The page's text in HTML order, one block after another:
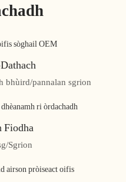
bhùird/pannalan sgrion
Fiodha
Sgrion